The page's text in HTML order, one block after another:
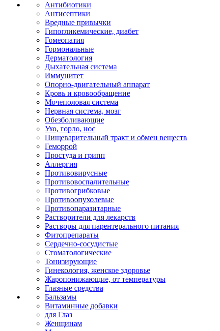
Антибиотики
Антисептики
Вредные привычки
Гипогликемические, диабет
Гомеопатия
Гормональные
Дерматология
Дыхательная система
Иммунитет
Опорно-двигательный аппарат
Кровь и кровообращение
Мочеполовая система
Нервная система, мозг
Обезболивающие
Ухо, горло, нос
Пищеварительный тракт и обмен веществ
Геморрой
Простуда и грипп
Аллергия
Противовирусные
Противовоспалительные
Противогрибковые
Противоопухолевые
Противопаразитарные
Растворители для лекарств
Растворы для парентерального питания
Фитопрепараты
Сердечно-сосудистые
Стоматологические
Тонизирующие
Гинекология, женское здоровье
Жаропонижающие, от температуры
Глазные средства
Бальзамы
Витаминные добавки
для Глаз
Женщинам